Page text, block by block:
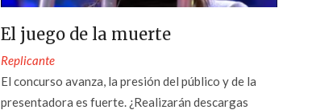
El juego de la muerte
Replicante
El concurso avanza, la presión del público y de la
presentadora es fuerte. ¿Realizarán descargas